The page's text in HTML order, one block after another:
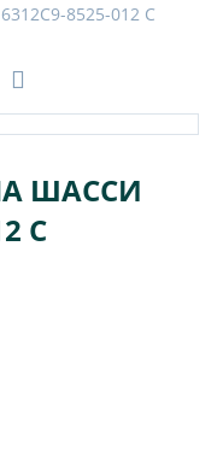
8525-012 С
ШАССИ
С